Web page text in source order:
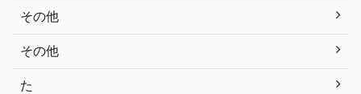
その他
その他
た